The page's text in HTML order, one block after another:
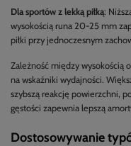
Dla sportów z lekką piłką:
wysokością runa 20-25 mm
piłki przy jednoczesnym
Zależność między wysokością
na wskaźniki wydajności.
szybszą reakcję powierzchni,
gęstości zapewnia lepszą
Dostosowywanie